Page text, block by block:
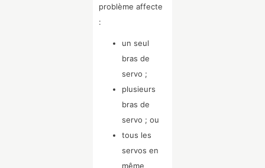
problème affecte
:
un seul
bras de
servo ;
plusieurs
bras de
servo ; ou
tous les
servos en
même